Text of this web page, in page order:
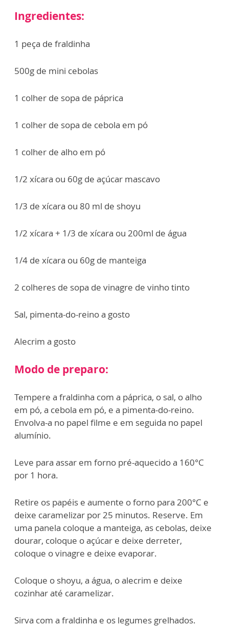
Ingredientes:
1 peça de fraldinha
500g de mini cebolas
1 colher de sopa de páprica
1 colher de sopa de cebola em pó
1 colher de alho em pó
1/2 xícara ou 60g de açúcar mascavo
1/3 de xícara ou 80 ml de shoyu
1/2 xícara + 1/3 de xícara ou 200ml de água
1/4 de xícara ou 60g de manteiga
2 colheres de sopa de vinagre de vinho tinto
Sal, pimenta-do-reino a gosto
Alecrim a gosto
Modo de preparo:
Tempere a fraldinha com a páprica, o sal, o alho
em pó, a cebola em pó, e a pimenta-do-reino.
Envolva-a no papel filme e em seguida no papel
alumínio.
Leve para assar em forno pré-aquecido a 160°C
por 1 hora.
Retire os papéis e aumente o forno para 200°C e
deixe caramelizar por 25 minutos. Reserve. Em
uma panela coloque a manteiga, as cebolas, deixe
dourar, coloque o açúcar e deixe derreter,
coloque o vinagre e deixe evaporar.
Coloque o shoyu, a água, o alecrim e deixe
cozinhar até caramelizar.
Sirva com a fraldinha e os legumes grelhados.